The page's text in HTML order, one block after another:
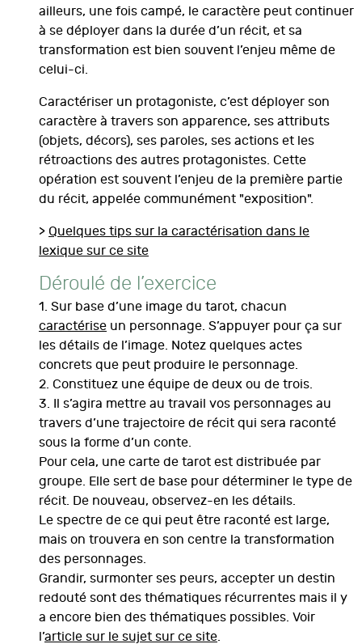
ailleurs, une fois campé, le caractère peut continuer
à se déployer dans la durée d’un récit, et sa
transformation est bien souvent l’enjeu même de
celui-ci.
Caractériser un protagoniste, c’est déployer son
caractère à travers son apparence, ses attributs
(objets, décors), ses paroles, ses actions et les
rétroactions des autres protagonistes. Cette
opération est souvent l’enjeu de la première partie
du récit, appelée communément "exposition".
> Quelques tips sur la caractérisation dans le
lexique sur ce site
Déroulé de l’exercice
1. Sur base d’une image du tarot, chacun
caractérise un personnage. S’appuyer pour ça sur
les détails de l’image. Notez quelques actes
concrets que peut produire le personnage.
2. Constituez une équipe de deux ou de trois.
3. Il s’agira mettre au travail vos personnages au
travers d’une trajectoire de récit qui sera raconté
sous la forme d’un conte.
Pour cela, une carte de tarot est distribuée par
groupe. Elle sert de base pour déterminer le type de
récit. De nouveau, observez-en les détails.
Le spectre de ce qui peut être raconté est large,
mais on trouvera en son centre la transformation
des personnages.
Grandir, surmonter ses peurs, accepter un destin
redouté sont des thématiques récurrentes mais il y
a encore bien des thématiques possibles. Voir
l’article sur le sujet sur ce site.